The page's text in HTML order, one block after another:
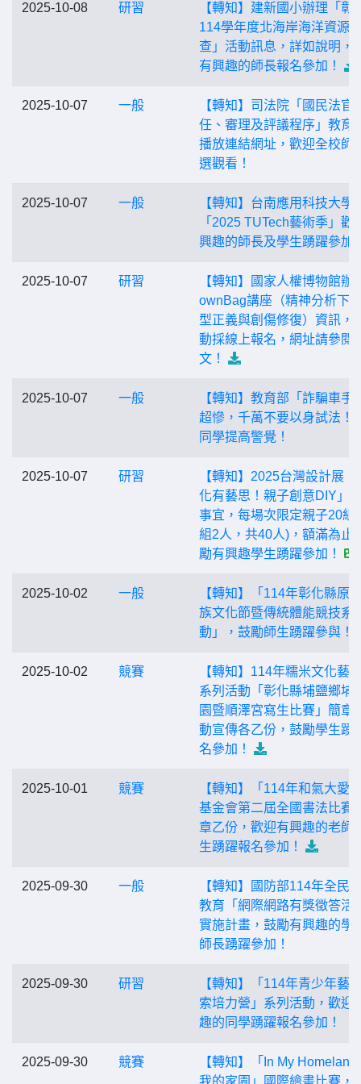
2025-10-08 研習
【轉知】建新國小辦理「彰
114學年度北海岸海洋資源
查」活動訊息，詳如說明，
有興趣的師長報名參加！
2025-10-07 一般
【轉知】司法院「國民法官
任、審理及評議程序」教育
播放連結網址，歡迎全校師
選觀看！
2025-10-07 一般
【轉知】台南應用科技大學
「2025 TUTech藝術季」歡
興趣的師長及學生踴躍參加
2025-10-07 研習
【轉知】國家人權博物館辦
ownBag講座（精神分析下
型正義與創傷修復）資訊，
動採線上報名，網址請參閱
文！
2025-10-07 一般
【轉知】教育部「詐騙車手
超慘，千萬不要以身試法！
同學提高警覺！
2025-10-07 研習
【轉知】2025台灣設計展「
化有藝思！親子創意DIY」
事宜，每場次限定親子20組
組2人，共40人)，額滿為止
勵有興趣學生踴躍參加！
2025-10-02 一般
【轉知】「114年彰化縣原
族文化節暨傳統體能競技系
動」，鼓勵師生踴躍參與！
2025-10-02 競賽
【轉知】114年糯米文化藝
系列活動「彰化縣埔鹽鄉埔
園暨順澤宮寫生比賽」簡章
動宣傳各乙份，鼓勵學生踴
名參加！
2025-10-01 競賽
【轉知】「114年和氣大愛
基金會第二屆全國書法比賽
章乙份，歡迎有興趣的老師
生踴躍報名參加！
2025-09-30 一般
【轉知】國防部114年全民
教育「網際網路有獎徵答活
實施計畫，鼓勵有興趣的學
師長踴躍參加！
2025-09-30 研習
【轉知】「114年青少年藝
索培力營」系列活動，歡迎
趣的同學踴躍報名參加！
2025-09-30 競賽
【轉知】「In My
我的家園」國際繪畫比賽，